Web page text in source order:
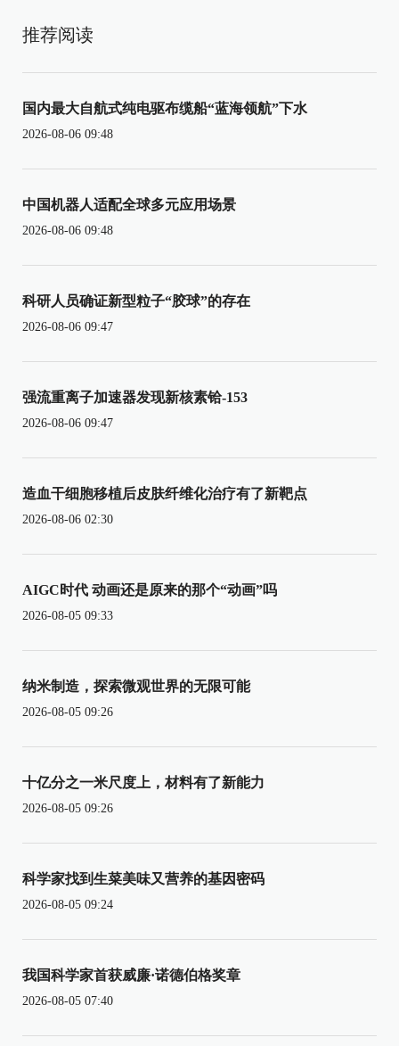
推荐阅读
国内最大自航式纯电驱布缆船“蓝海领航”下水
2026-08-06 09:48
中国机器人适配全球多元应用场景
2026-08-06 09:48
科研人员确证新型粒子“胶球”的存在
2026-08-06 09:47
强流重离子加速器发现新核素铪-153
2026-08-06 09:47
造血干细胞移植后皮肤纤维化治疗有了新靶点
2026-08-06 02:30
AIGC时代 动画还是原来的那个“动画”吗
2026-08-05 09:33
纳米制造，探索微观世界的无限可能
2026-08-05 09:26
十亿分之一米尺度上，材料有了新能力
2026-08-05 09:26
科学家找到生菜美味又营养的基因密码
2026-08-05 09:24
我国科学家首获威廉·诺德伯格奖章
2026-08-05 07:40